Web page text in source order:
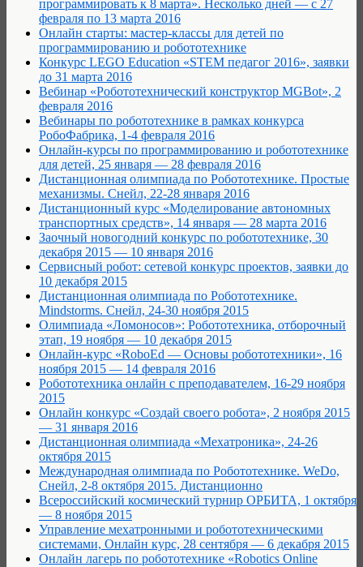
программировать к 8 марта». Несколько дней — с 27
февраля по 13 марта 2016
Онлайн старты: мастер-классы для детей по
программированию и робототехнике
Конкурс LEGO Education «STEM педагог 2016», заявки
до 31 марта 2016
Вебинар «Робототехнический конструктор MGBot», 2
февраля 2016
Вебинары по робототехнике в рамках конкурса
РобоФабрика, 1-4 февраля 2016
Онлайн-курсы по программированию и робототехнике
для детей, 25 января — 28 февраля 2016
Дистанционная олимпиада по Робототехнике. Простые
механизмы. Снейл, 22-28 января 2016
Дистанционный курс «Моделирование автономных
транспортных средств», 14 января — 28 марта 2016
Заочный новогодний конкурс по робототехнике, 30
декабря 2015 — 10 января 2016
Сервисный робот: сетевой конкурс проектов, заявки до
10 декабря 2015
Дистанционная олимпиада по Робототехнике.
Mindstorms. Снейл, 24-30 ноября 2015
Олимпиада «Ломоносов»: Робототехника, отборочный
этап, 19 ноября — 10 декабря 2015
Онлайн-курс «RoboEd — Основы робототехники», 16
ноября 2015 — 14 февраля 2016
Робототехника онлайн с преподавателем, 16-29 ноября
2015
Онлайн конкурс «Создай своего робота», 2 ноября 2015
— 31 января 2016
Дистанционная олимпиада «Мехатроника», 24-26
октября 2015
Международная олимпиада по Робототехнике. WeDo,
Снейл, 2-8 октября 2015. Дистанционно
Всероссийский космический турнир ОРБИТА, 1 октября
— 8 ноября 2015
Управление мехатронными и робототехническими
системами, Онлайн курс, 28 сентября — 6 декабря 2015
Онлайн лагерь по робототехнике «Robotics Online